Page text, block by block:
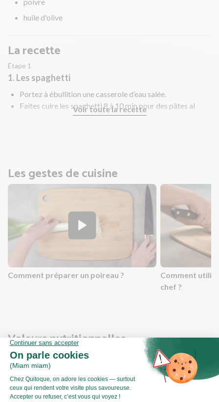
huile d'olive
La recette
Étape 1
1. Les spaghetti
Portez à ébullition une casserole d’eau salée.
Faites cuire les spaghetti 8 à 10 min pour des pâtes al
dente ou fondantes.
Voir toute la recette
Les gestes de cuisine
Comment préparer un poireau ?
Comment
chef ?
Valeurs nutritionnelles
Par personne Pour 100g
Énergie (kJ) 799kJ